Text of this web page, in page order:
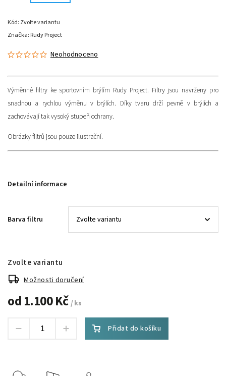
Kód: Zvolte variantu
Neohodnoceno
Výměnné filtry ke sportovním brýlím Rudy Project. Filtry jsou navrženy pro
snadnou a rychlou výměnu v brýlích. Díky tvaru drží pevně v brýlích a
zachovávají tak vysoký stupeň ochrany.
Obrázky filtrů jsou pouze ilustrační.
Detailní informace
Značka: Rudy Project
Barva filtru
od1.100 Kč / ks
Zvolte variantu
Možnosti doručení
Přidat do košíku